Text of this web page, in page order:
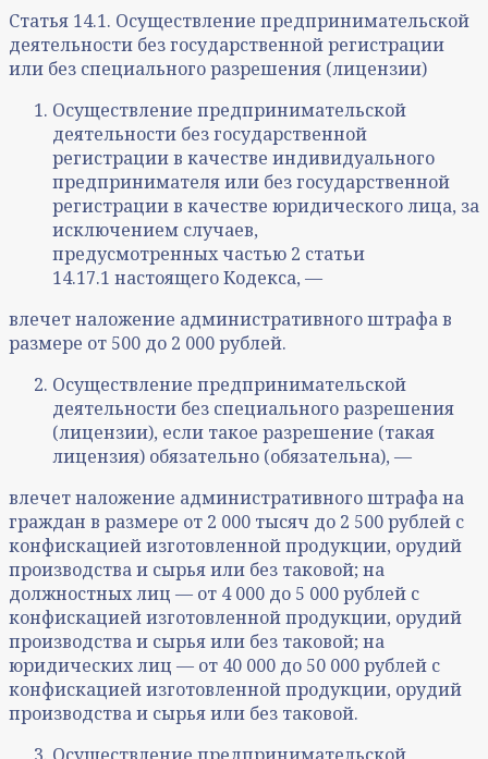
Статья 14.1. Осуществление предпринимательской
деятельности без государственной регистрации
или без специального разрешения (лицензии)
Осуществление предпринимательской
деятельности без государственной
регистрации в качестве индивидуального
предпринимателя или без государственной
регистрации в качестве юридического лица, за
исключением случаев,
предусмотренных частью 2 статьи
14.17.1 настоящего Кодекса, —
влечет наложение административного штрафа в
размере от 500 до 2 000 рублей.
Осуществление предпринимательской
деятельности без специального разрешения
(лицензии), если такое разрешение (такая
лицензия) обязательно (обязательна), —
влечет наложение административного штрафа на
граждан в размере от 2 000 тысяч до 2 500 рублей с
конфискацией изготовленной продукции, орудий
производства и сырья или без таковой; на
должностных лиц — от 4 000 до 5 000 рублей с
конфискацией изготовленной продукции, орудий
производства и сырья или без таковой; на
юридических лиц — от 40 000 до 50 000 рублей с
конфискацией изготовленной продукции, орудий
производства и сырья или без таковой.